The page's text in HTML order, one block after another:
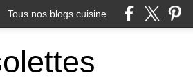
Tous nos blogs cuisine